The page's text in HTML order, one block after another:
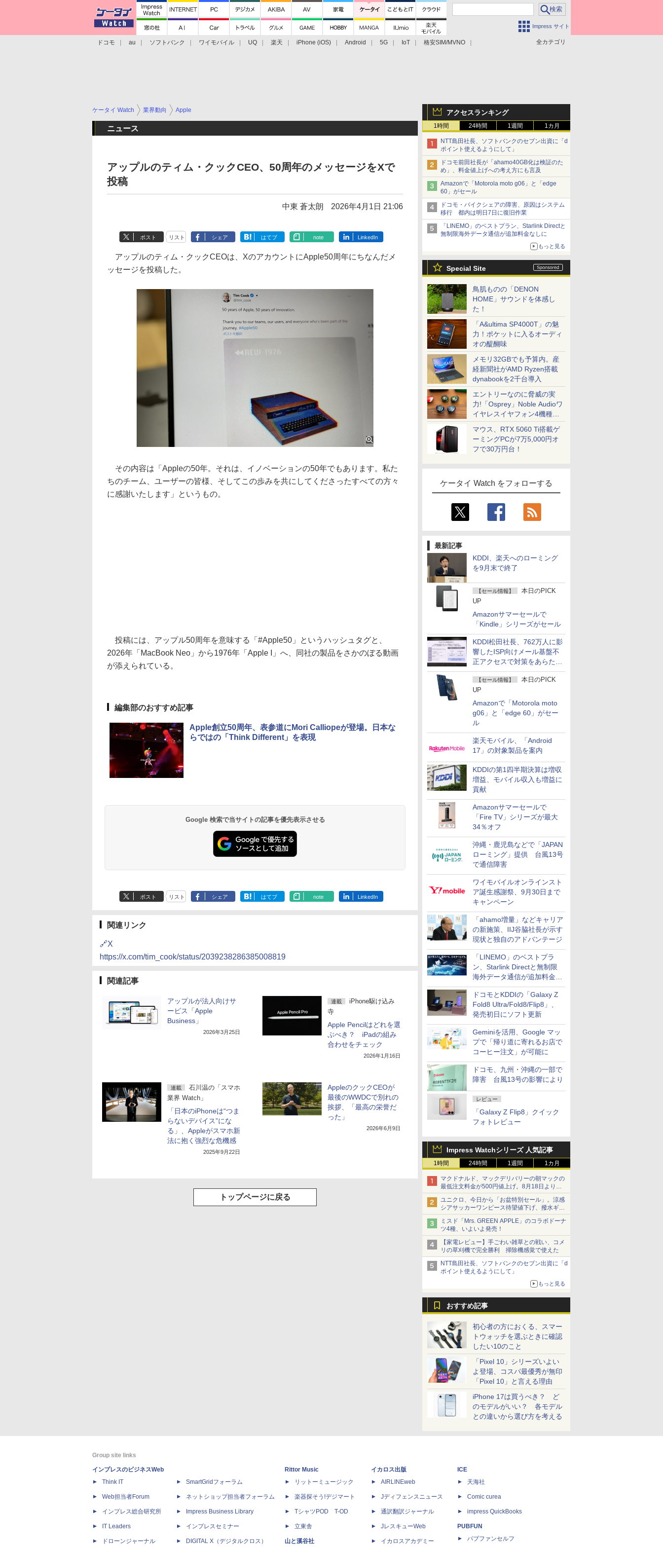
Impress サイト
全カテゴリ
ドコモ au ソフトバンク ワイモバイル UQ 楽天 iPhone (iOS) Android 5G IoT
格安SIM/MVNO
アクセスランキング
1時間 24時間 1週間 1カ月
NTT島田社長、ソフトバンクのセブン出資に「d
ポイント使えるようにして」
ドコモ前田社長が「ahamo40GB化は検証のた
め」、料金値上げへの考え方にも言及
Amazonで「Motorola moto g06」と「edge
60」がセール
ドコモ・バイクシェアの障害、原因はシステム
移行 都内は明日7日に復旧作業
「LINEMO」のベストプラン、Starlink Directと
無制限海外データ通信が追加料金なしに
もっと見る
Special Site
鳥肌ものの「DENON
HOME」サウンドを体感し
た！
「A&ultima SP4000T」の魅
力！ポケットに入るオーディ
オの醍醐味
メモリ32GBでも予算内。産
経新聞社がAMD Ryzen搭載
dynabookを2千台導入
エントリーなのに脅威の実
力!「Osprey」Noble Audioワ
イヤレスイヤフォン4機種を
一気に聴く
マウス、RTX 5060 Ti搭載ゲ
ーミングPCが7万5,000円オ
フで30万円台！
ケータイ Watch をフォローする
最新記事
KDDI、楽天へのローミング
を9月末で終了
【セール情報】
本日のPICK
UP
Amazonサマーセールで
「Kindle」シリーズがセール
KDDI松田社長、762万人に影
響したISP向けメール基盤不
正アクセスで対策をあらため
て説明
【セール情報】
本日のPICK
UP
Amazonで「Motorola moto
g06」と「edge 60」がセー
ル
楽天モバイル、「Android
17」の対象製品を案内
KDDIの第1四半期決算は増収
増益、モバイル収入も増益に
貢献
Amazonサマーセールで
「Fire TV」シリーズが最大
34％オフ
沖縄・鹿児島などで「JAPAN
ローミング」提供 台風13号
で通信障害
ワイモバイルオンラインスト
ア誕生感謝祭、9月30日まで
キャンペーン
「ahamo増量」などキャリア
の新施策、IIJ谷脇社長が示す
現状と独自のアドバンテージ
「LINEMO」のベストプラ
ン、Starlink Directと無制限
海外データ通信が追加料金な
しに
ドコモとKDDIの「Galaxy Z
Fold8 Ultra/Fold8/Flip8」、
発売初日にソフト更新
Geminiを活用、Google マッ
プで「帰り道に寄れるお店で
コーヒー注文」が可能に
ドコモ、九州・沖縄の一部で
障害 台風13号の影響により
レビュー
「Galaxy Z Flip8」クイック
フォトレビュー
Impress Watchシリーズ 人気記事
1時間 24時間 1週間 1カ月
マクドナルド、マックデリバリーの朝マックの
最低注文料金が500円値上げ。8月18日より
1,500円から受付
ユニクロ、今日から「お盆特別セール」。涼感
シアサッカーワンピース待望値下げ、撥水ギア
ショーツは1990円に
ミスド「Mrs. GREEN APPLE」のコラボドーナ
ツ4種、いよいよ発売！
【家電レビュー】手ごわい雑草との戦い、コメ
リの草刈機で完全勝利 掃除機感覚で使えた
NTT島田社長、ソフトバンクのセブン出資に「d
ポイント使えるようにして」
もっと見る
おすすめ記事
初心者の方におくる、スマー
トウォッチを選ぶときに確認
したい10のこと
「Pixel 10」シリーズいよい
よ登場、コスパ最優秀が無印
「Pixel 10」と言える理由
iPhone 17は買うべき？ ど
のモデルがいい？ 各モデル
との違いから選び方を考える
ケータイ Watch 業界動向 Apple
ニュース
アップルのティム・クックCEO、50周年のメッセージをXで
投稿
中東 蒼太朗 2026年4月1日 21:06
ポスト リスト シェア はてブ note LinkedIn
アップルのティム・クックCEOは、XのアカウントにApple50周年にちなんだメ
ッセージを投稿した。
その内容は「Appleの50年。それは、イノベーションの50年でもあります。私た
ちのチーム、ユーザーの皆様、そしてこの歩みを共にしてくださったすべての方々
に感謝いたします」というもの。
投稿には、アップル50周年を意味する「#Apple50」というハッシュタグと、
2026年「MacBook Neo」から1976年「Apple I」へ、同社の製品をさかのぼる動画
が添えられている。
編集部のおすすめ記事
Apple創立50周年、表参道にMori Calliopeが登場。日本な
らではの「Think Different」を表現
Google 検索で当サイトの記事を優先表示させる
ポスト リスト シェア はてブ note LinkedIn
関連リンク
🔗X
https://x.com/tim_cook/status/2039238286385008819
関連記事
アップルが法人向けサ
ービス「Apple
Business」
2026年3月25日
連載
iPhone駆け込み
寺
Apple Pencilはどれを選
ぶべき？ iPadの組み
合わせをチェック
2026年1月16日
連載
石川温の「スマホ
業界 Watch」
「日本のiPhoneは“つま
らないデバイス”にな
る」、Appleがスマホ新
法に抱く強烈な危機感
2025年9月22日
AppleのクックCEOが
最後のWWDCで別れの
挨拶、「最高の栄誉だ
った」
2026年6月9日
トップページに戻る
Group site links
インプレスのビジネスWeb
Think IT
Web担当者Forum
インプレス総合研究所
IT Leaders
ドローンジャーナル
SmartGridフォーラム
ネットショップ担当者フォーラム
Impress Business Library
インプレスセミナー
DIGITAL X（デジタルクロス）
Rittor Music
リットーミュージック
楽器探そう!デジマート
TシャツPOD T-OD
立東舎
山と溪谷社
イカロス出版
AIRLINEweb
Jディフェンスニュース
通訳翻訳ジャーナル
JレスキューWeb
イカロスアカデミー
ICE
天海社
Comic curea
impress QuickBooks
PUBFUN
パブファンセルフ